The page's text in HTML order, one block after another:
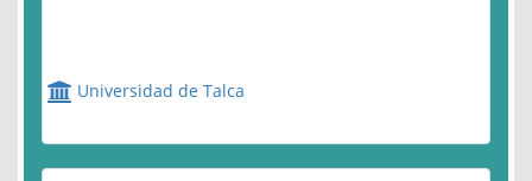
Universidad de Talca